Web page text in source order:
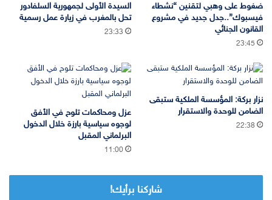
ضغوط على وهبي لتقنين “نشطاء
فيسبوك”..جدل جديد في مشروع
القانون الجنائي
23:45
السيدة الأولى لجمهورية السلفادور
تحل بالمغرب في زيارة عمل رسمية
23:33
نزار بركة: المؤسسة الملكية ستبقى
الضامن للوحدة والاستقرار
22:38
عزل ومحاكمات تلوح في الأفق
لوجوه سياسية بارزة خلال الدخول
البرلماني المقبل
11:00
شاركنا برأيك!